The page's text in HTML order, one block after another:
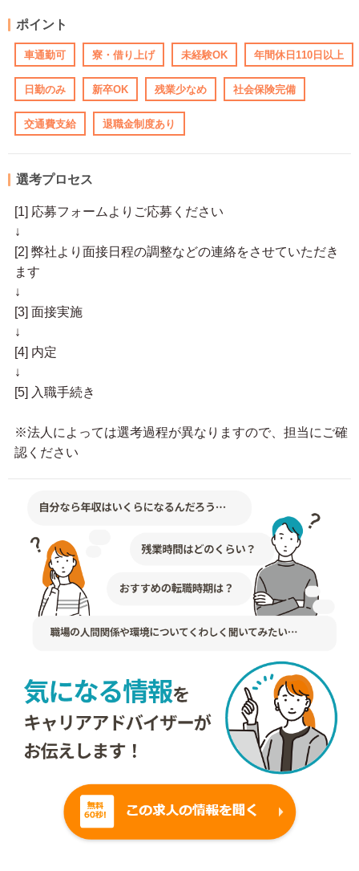
ポイント
車通勤可 寮・借り上げ 未経験OK 年間休日110日以上
日勤のみ 新卒OK 残業少なめ 社会保険完備
交通費支給 退職金制度あり
選考プロセス
[1] 応募フォームよりご応募ください
↓
[2] 弊社より面接日程の調整などの連絡をさせていただき
ます
↓
[3] 面接実施
↓
[4] 内定
↓
[5] 入職手続き
※法人によっては選考過程が異なりますので、担当にご確
認ください